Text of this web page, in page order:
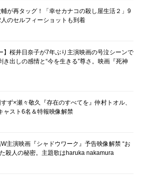
が再タッグ！「幸せカナコの殺し屋生活２」9
のセルフィーショットも到着
】桜井日奈子が7年ぶり主演映画の号泣シーンで
き出しの感情と“今を生きる”尊さ。映画『死神
ず×瀬々敬久『存在のすべてを』仲村トオル、
ャスト6名＆特報映像解禁
主演映画『シャドウワーク』予告映像解禁 “お
殺人の秘密。主題歌はharuka nakamura